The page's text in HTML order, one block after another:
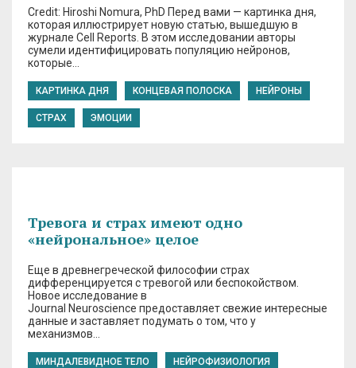
Credit: Hiroshi Nomura, PhD Перед вами — картинка дня,
которая иллюстрирует новую статью, вышедшую в
журнале Cell Reports. В этом исследовании авторы
сумели идентифицировать популяцию нейронов,
которые…
КАРТИНКА ДНЯ КОНЦЕВАЯ ПОЛОСКА НЕЙРОНЫ
СТРАХ ЭМОЦИИ
Тревога и страх имеют одно
«нейрональное» целое
Еще в древнегреческой философии страх
дифференцируется с тревогой или беспокойством.
Новое исследование в
Journal Neuroscience предоставляет свежие интересные
данные и заставляет подумать о том, что у
механизмов…
МИНДАЛЕВИДНОЕ ТЕЛО НЕЙРОФИЗИОЛОГИЯ